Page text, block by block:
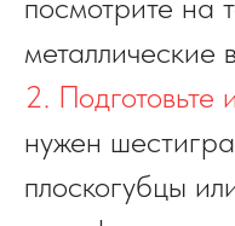
металлические
2. Подготовьте
нужен
плоскогубцы